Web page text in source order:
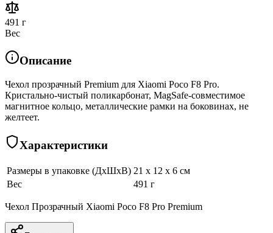
491 г
Вес
Описание
Чехол прозрачный Premium для Xiaomi Poco F8 Pro.
Кристально-чистый поликарбонат, MagSafe-совместимое
магнитное кольцо, металлические рамки на боковинах, не
желтеет.
Характеристики
Размеры в упаковке (ДхШхВ) 21 x 12 x 6 см
Вес
491 г
Чехол Прозрачный Xiaomi Poco F8 Pro Premium